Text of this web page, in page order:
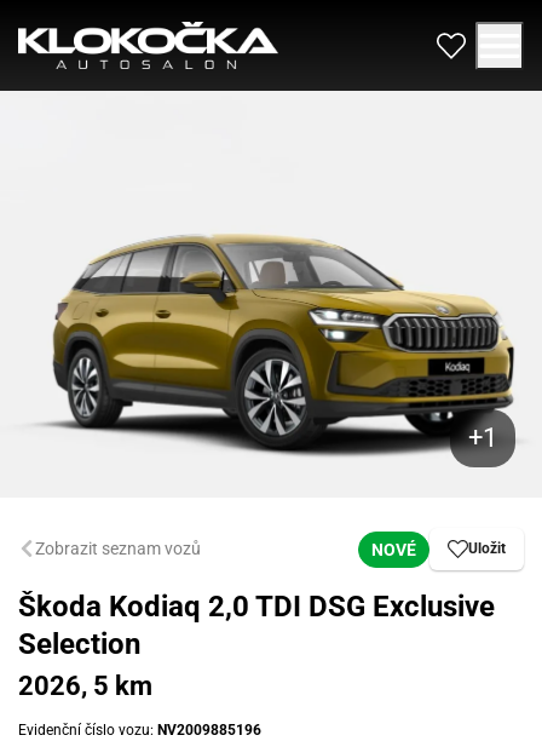
Zobrazit seznam vozů NOVÉ Uložit
Škoda Kodiaq 2,0 TDI DSG Exclusive
Selection
2026, 5 km
Evidenční číslo vozu: NV2009885196